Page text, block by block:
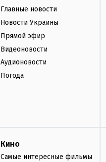
Главные новости
Новости Украины
Прямой эфир
Видеоновости
Аудионовости
Погода
Кино
Самые интересные фильмы